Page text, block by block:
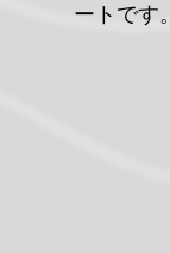
ートです。